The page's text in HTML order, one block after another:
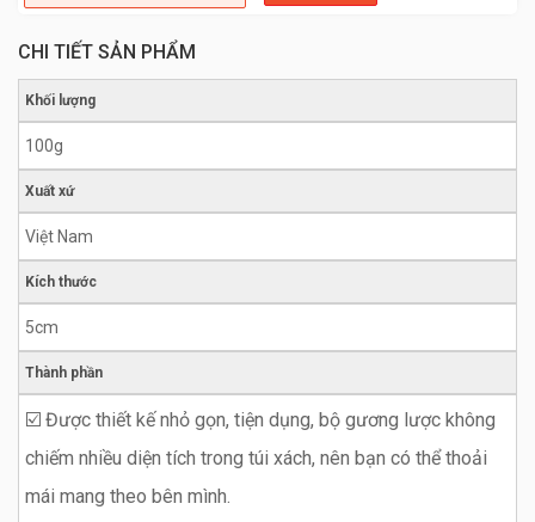
CHI TIẾT SẢN PHẨM
Khối lượng
100g
Xuất xứ
Việt Nam
Kích thước
5cm
Thành phần
☑️ Được thiết kế nhỏ gọn, tiện dụng, bộ gương lược không
chiếm nhiều diện tích trong túi xách, nên bạn có thể thoải
mái mang theo bên mình.